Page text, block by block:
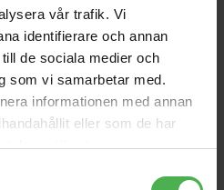
vår trafik. Vi
identifierare och annan
de sociala medier och
som vi samarbetar med.
informationen med annan
eller som de har
deras tjänster.
London Rainbow T-Shirt Blue XL
SP-3398 SPS 1.5m
849 kr
PSM300 Monitor System
10590 kr